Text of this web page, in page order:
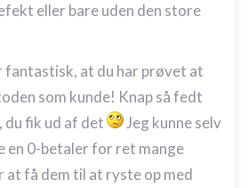
eller bare uden den store
fantastisk, at du har prøvet at
som kunde! Knap så fedt
du fik ud af det
Jeg kunne selv
en 0-betaler for ret mange
at få dem til at ryste op med
statistikker eller
fra forskellige
til at vælge